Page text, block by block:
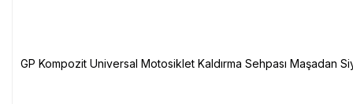
GP Kompozit Universal Motosiklet Kaldırma Sehpası Maşadan